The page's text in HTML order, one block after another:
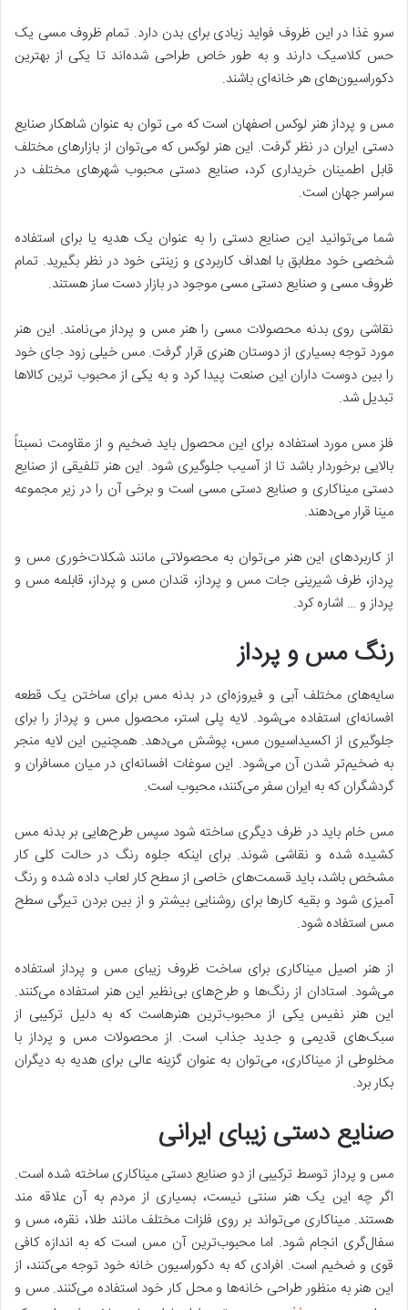
سرو غذا در این ظروف فواید زیادی برای بدن دارد. تمام ظروف مسی یک
حس کلاسیک دارند و به طور خاص طراحی شده‌اند تا یکی از بهترین
دکوراسیون‌های هر خانه‌ای باشند.
مس و پرداز هنر لوکس اصفهان است که می توان به عنوان شاهکار صنایع
دستی ایران در نظر گرفت. این هنر لوکس که می‌توان از بازارهای مختلف
قابل اطمینان خریداری کرد، صنایع دستی محبوب شهرهای مختلف در
سراسر جهان است.
شما می‌توانید این صنایع دستی را به عنوان یک هدیه یا برای استفاده
شخصی خود مطابق با اهداف کاربردی و زینتی خود در نظر بگیرید. تمام
ظروف مسی و صنایع دستی مسی موجود در بازار دست ساز هستند.
نقاشی روی بدنه محصولات مسی را هنر مس و پرداز می‌نامند. این هنر
مورد توجه بسیاری از دوستان هنری قرار گرفت. مس خیلی زود جای خود
را بین دوست داران این صنعت پیدا کرد و به یکی از محبوب ترین کالاها
تبدیل شد.
فلز مس مورد استفاده برای این محصول باید ضخیم و از مقاومت نسبتاً
بالایی برخوردار باشد تا از آسیب جلوگیری شود. این هنر تلفیقی از صنایع
دستی میناکاری و صنایع دستی مسی است و برخی آن را در زیر مجموعه
مینا قرار می‌دهند.
از کاربردهای این هنر می‌توان به محصولاتی مانند شکلات‌خوری مس و
پرداز، ظرف شیرینی جات مس و پرداز، قندان مس و پرداز، قابلمه مس و
پرداز و … اشاره کرد.
رنگ مس و پرداز
سایه‌های مختلف آبی و فیروزه‌ای در بدنه مس برای ساختن یک قطعه
افسانه‌ای استفاده می‌شود. لایه پلی استر، محصول مس و پرداز را برای
جلوگیری از اکسیداسیون مس، پوشش می‌دهد. همچنین این لایه منجر
به ضخیم‌تر شدن آن می‌شود. این سوغات افسانه‌ای در میان مسافران و
گردشگران که به ایران سفر می‌کنند، محبوب است.
مس خام باید در ظرف دیگری ساخته شود سپس طرح‌هایی بر بدنه مس
کشیده شده و نقاشی شوند. برای اینکه جلوه رنگ در حالت کلی کار
مشخص باشد، باید قسمت‌های خاصی از سطح کار لعاب داده شده و رنگ
آمیزی شود و بقیه کارها برای روشنایی بیشتر و از بین بردن تیرگی سطح
مس استفاده شود.
از هنر اصیل میناکاری برای ساخت ظروف زیبای مس و پرداز استفاده
می‌شود. استادان از رنگ‌ها و طرح‌های بی‌نظیر این هنر استفاده می‌کنند.
این هنر نفیس یکی از محبوب‌ترین هنرهاست که به دلیل ترکیبی از
سبک‌های قدیمی و جدید جذاب‌ است. از محصولات مس و پرداز با
مخلوطی از میناکاری، می‌توان به عنوان گزینه عالی برای هدیه به دیگران
بکار برد.
صنایع دستی زیبای ایرانی
مس و پرداز توسط ترکیبی از دو صنایع دستی میناکاری ساخته شده است.
اگر چه این یک هنر سنتی نیست، بسیاری از مردم به آن علاقه مند
هستند. میناکاری می‌تواند بر روی فلزات مختلف مانند طلا، نقره، مس و
سفال‌گری انجام شود. اما محبوب‌ترین آن مس است که به اندازه کافی
قوی و ضخیم است. افرادی که به دکوراسیون خانه خود توجه می‌کنند، از
این هنر به منظور طراحی خانه‌ها و محل کار خود استفاده می‌کنند. مس و